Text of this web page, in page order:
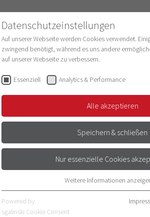
Struktur & Entwicklung
(Forschungsdekanat Medizinische
Clinician Scientist Programm/
Deutsche Krebshilfe
Datenschutzeinstellungen
Auf unserer Webseite werden Cookies verwendet.
zwingend benötigt, während es uns andere
auf unserer Webseite zu verbessern.
Essenziell Analytics & Performance
Alle akzeptieren
Speichern & schließen
Nur essenzielle Cookies
Essenzielle Cookies werden für grundlegende
benötigt. Dadurch ist gewährleistet, dass die
Weitere Informationen
Powered by
sgalinski Cookie Consent